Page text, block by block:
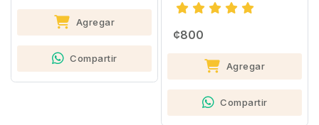
Agregar
Compartir
¢800
Agregar
Compartir